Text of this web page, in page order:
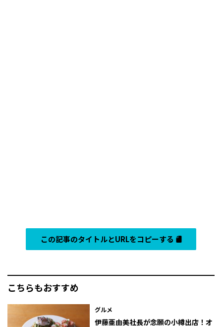
この記事のタイトルとURLをコピーする
こちらもおすすめ
グルメ
伊藤亜由美社長が念願の小樽出店！オ